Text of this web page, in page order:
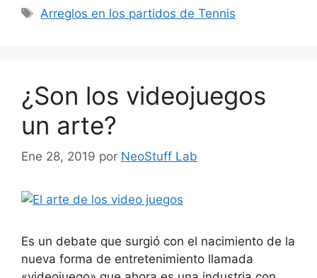
Etiquetas
Arreglos en los partidos de Tennis
¿Son los videojuegos
un arte?
Ene 28, 2019 por NeoStuff Lab
Es un debate que surgió con el nacimiento de la
nueva forma de entretenimiento llamada